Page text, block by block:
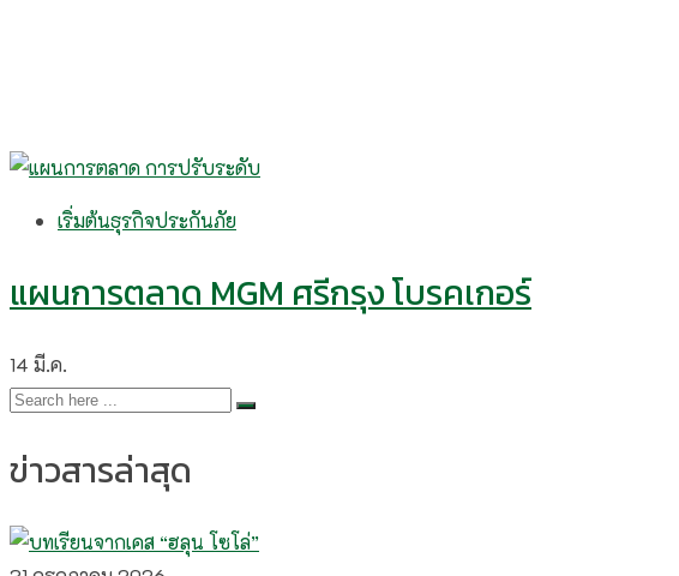
เริ่มต้นธุรกิจประกันภัย
แผนการตลาด MGM ศรีกรุง โบรคเกอร์
14 มี.ค.
ข่าวสารล่าสุด